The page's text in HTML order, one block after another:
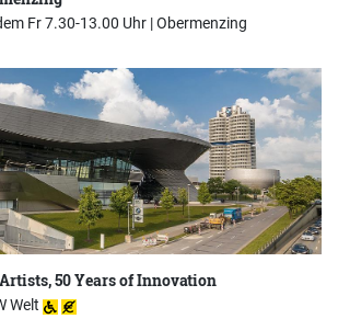
Fr 7.30-13.00 Uhr |Obermenzing
50 Years of Innovation
Welt